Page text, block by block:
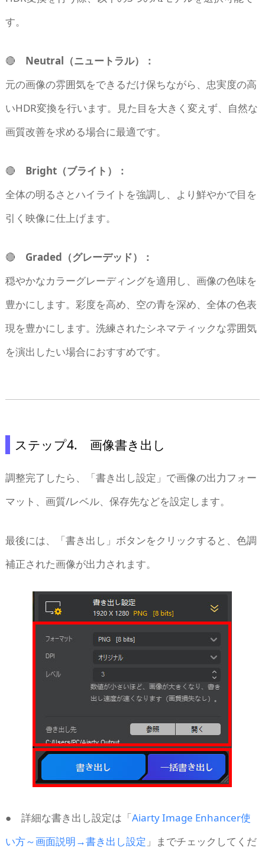
す。
🔴 Neutral（ニュートラル）：
元の画像の雰囲気をできるだけ保ちながら、忠実度の高
いHDR変換を行います。見た目を大きく変えず、自然な
画質改善を求める場合に最適です。
🔴 Bright（ブライト）：
全体の明るさとハイライトを強調し、より鮮やかで目を
引く映像に仕上げます。
🔴 Graded（グレーデッド）：
穏やかなカラーグレーディングを適用し、画像の色味を
豊かにします。彩度を高め、空の青を深め、全体の色表
現を豊かにします。洗練されたシネマティックな雰囲気
を演出したい場合におすすめです。
ステップ4. 画像書き出し
調整完了したら、「書き出し設定」で画像の出力フォー
マット、画質/レベル、保存先などを設定します。
最後には、「書き出し」ボタンをクリックすると、色調
補正された画像が出力されます。
● 詳細な書き出し設定は「Aiarty Image Enhancer使
い方～画面説明→書き出し設定 」までチェックしてくだ